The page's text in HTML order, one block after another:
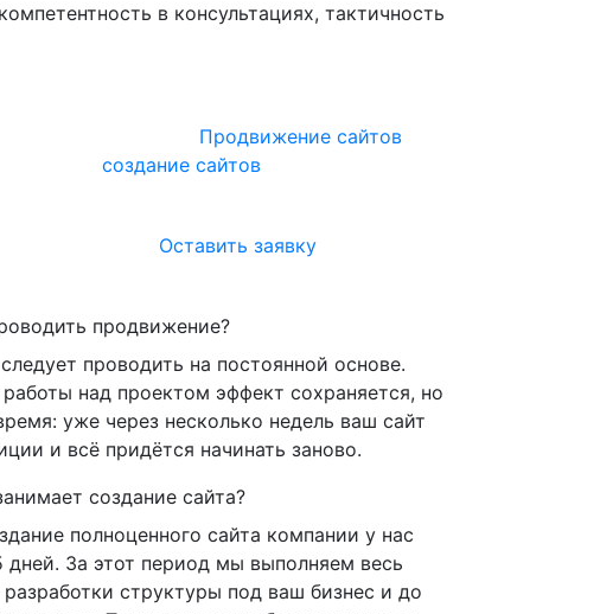
в консультациях, тактичность
Продвижение сайтов
создание сайтов
Оставить заявку
продвижение?
проводить на постоянной основе.
над проектом эффект сохраняется, но
уже через несколько недель ваш сайт
и всё придётся начинать заново.
создание сайта?
полноценного сайта компании у нас
дней. За этот период мы выполняем весь
структуры под ваш бизнес и до